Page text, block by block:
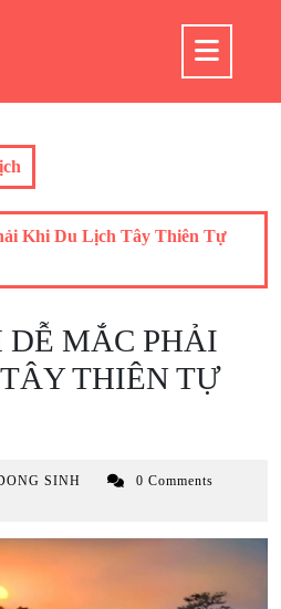
Khi Du Lịch Tây Thiên Tự
MẮC PHẢI
THIÊN TỰ
SINH
0 Comments